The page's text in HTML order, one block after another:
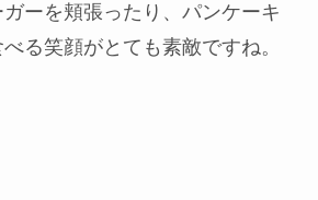
ーを頬張ったり、パンケーキ
る笑顔がとても素敵ですね。